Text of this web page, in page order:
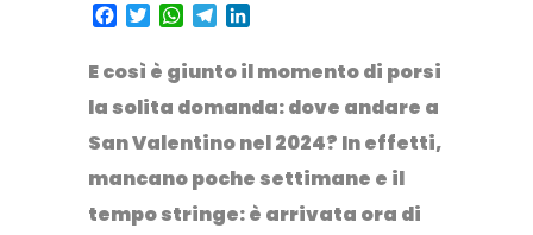
Facebook
TwitterWhatsApp
Telegram
E così è giunto il momento di porsi
la solita domanda:dove andare a
San Valentino nel 2024? In effetti,
mancano poche settimane e il
tempo stringe: è arrivata ora di